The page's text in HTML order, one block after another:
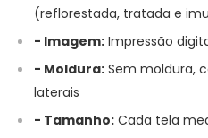
(reflorestada, tratada e
- Imagem: Impressão
- Moldura: Sem moldura,
laterais
- Tamanho: Cada tela